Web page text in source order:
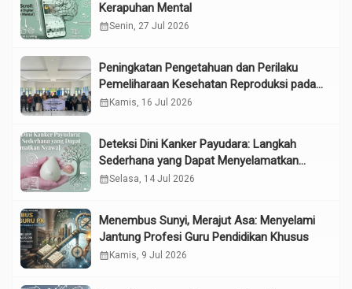
Kerapuhan Mental
calendar_monthSenin, 27 Jul 2026
Peningkatan Pengetahuan dan Perilaku
Pemeliharaan Kesehatan Reproduksi pada
Lansia melalui Edukasi dan Konseling di
calendar_month Kamis, 16 Jul 2026
Deteksi Dini Kanker Payudara: Langkah
Sederhana yang Dapat Menyelamatkan
Nyawa
calendar_monthSelasa, 14 Jul 2026
Menembus Sunyi, Merajut Asa: Menyelami
Jantung Profesi Guru Pendidikan Khusus
calendar_month Kamis, 9 Jul 2026